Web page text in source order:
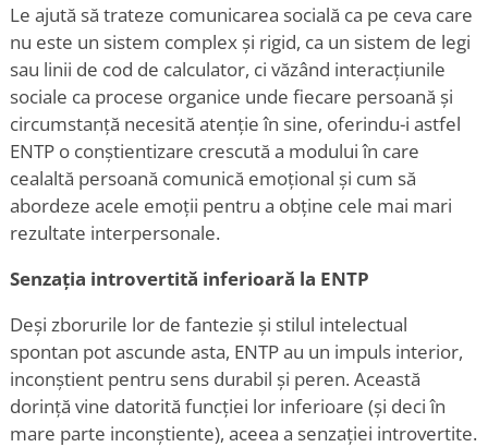
Le ajută să trateze comunicarea socială ca pe ceva care
nu este un sistem complex și rigid, ca un sistem de legi
sau linii de cod de calculator, ci văzând interacțiunile
sociale ca procese organice unde fiecare persoană și
circumstanță necesită atenție în sine, oferindu-i astfel
ENTP o conștientizare crescută a modului în care
cealaltă persoană comunică emoțional și cum să
abordeze acele emoții pentru a obține cele mai mari
rezultate interpersonale.
Senzația introvertită inferioară la ENTP
Deși zborurile lor de fantezie și stilul intelectual
spontan pot ascunde asta, ENTP au un impuls interior,
inconștient pentru sens durabil și peren. Această
dorință vine datorită funcției lor inferioare (și deci în
mare parte inconștiente), aceea a senzației introvertite.